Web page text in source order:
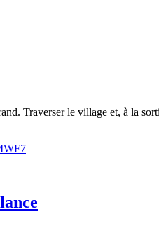
Traverser le village et, à la